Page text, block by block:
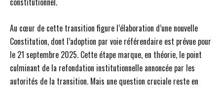
Au cœur de cette transition figure l’élaboration d’une nouvelle
Constitution, dont l’adoption par voie référendaire est prévue pour
le 21 septembre 2025. Cette étape marque, en théorie, le point
culminant de la refondation institutionnelle annoncée par les
autorités de la transition. Mais une question cruciale reste en